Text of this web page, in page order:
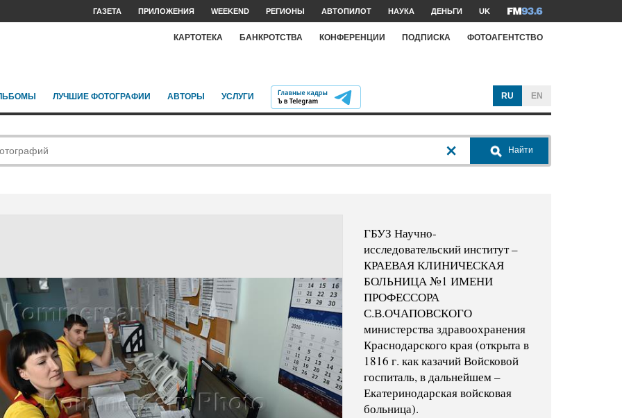
ГАЗЕТА ПРИЛОЖЕНИЯ WEEKEND РЕГИОНЫ АВТОПИЛОТ НАУКА ДЕНЬГИ UK
КАРТОТЕКА БАНКРОТСТВА КОНФЕРЕНЦИИ ПОДПИСКА ФОТОАГЕНТСТВО
ЛУЧШИЕ ФОТОГРАФИИ АВТОРЫ УСЛУГИ RU EN
Найти
ГБУЗ Научно-
исследовательский институт –
КРАЕВАЯ КЛИНИЧЕСКАЯ
БОЛЬНИЦА №1 ИМЕНИ
ПРОФЕССОРА
С.В.ОЧАПОВСКОГО
министерства здравоохранения
Краснодарского края (открыта в
1816 г. как казачий Войсковой
госпиталь, в дальнейшем –
Екатеринодарская войсковая
больница).